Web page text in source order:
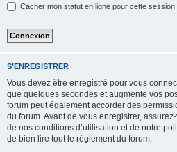
Cacher mon statut en ligne pour cette session
S’ENREGISTRER
Vous devez être enregistré pour vous
que quelques secondes et augmente vos
forum peut également accorder des
du forum. Avant de vous enregistrer,
de nos conditions d’utilisation et de notre
de bien lire tout le règlement du forum.